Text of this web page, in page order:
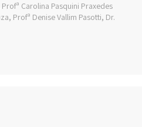
Carolina Pasquini Praxedes
Profª Denise Vallim Pasotti, Dr.